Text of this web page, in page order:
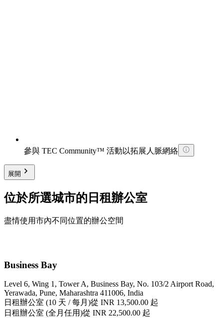
參與 TEC Community™ 活動以拓展人脈網絡
展開
位於所選城市的日租辦公室
盡情使用市內不同位置的辦公空間
Business Bay
Level 6, Wing 1, Tower A, Business Bay, No. 103/2 Airport Road,
Yerawada, Pune, Maharashtra 411006, India
日租辦公室 (10 天 / 每月)從 INR 13,500.00 起
日租辦公室 (全月任用)從 INR 22,500.00 起